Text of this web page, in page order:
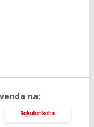
na: